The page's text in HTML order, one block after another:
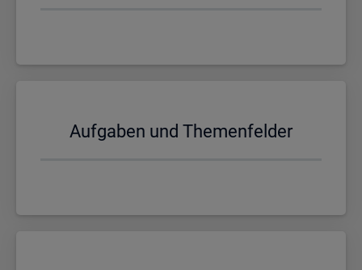
Auf­ga­ben und The­men­fel­der